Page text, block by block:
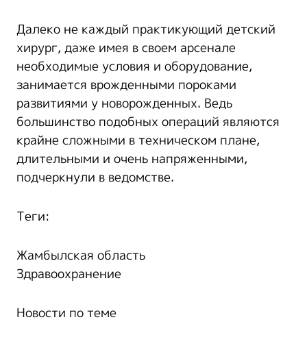
Далеко не каждый практикующий детский
хирург, даже имея в своем арсенале
необходимые условия и оборудование,
занимается врожденными пороками
развитиями у новорожденных. Ведь
большинство подобных операций являются
крайне сложными в техническом плане,
длительными и очень напряженными,
подчеркнули в ведомстве.
Теги:
Жамбылская область
Здравоохранение
Новости по теме